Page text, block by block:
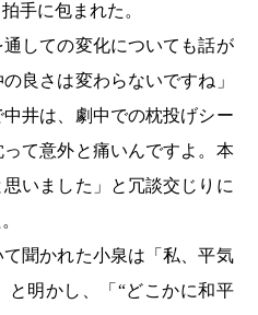
手に包まれた。
しての変化についても話が
良さは変わらないですね」
井は、劇中での枕投げシー
て意外と痛いんですよ。本
いました」と冗談交じりに
聞かれた小泉は「私、平気
と明かし、「“どこかに和平